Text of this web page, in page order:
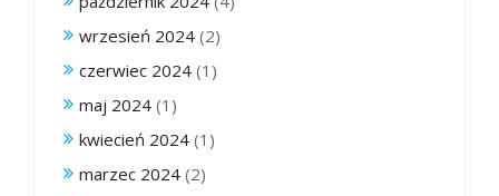
wrzesień 2024 (2)
czerwiec 2024 (1)
maj 2024 (1)
kwiecień 2024 (1)
marzec 2024 (2)